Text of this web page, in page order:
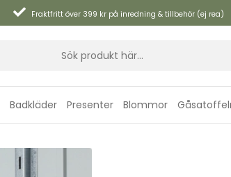
Fraktfritt över 399 kr på inredning & tillbehör (ej rea)
Badkläder Presenter Blommor